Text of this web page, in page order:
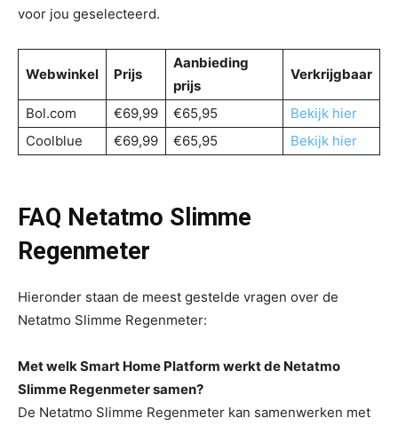
voor jou geselecteerd.
Webwinkel Prijs
Aanbieding
prijs
Verkrijgbaar
Bol.com €69,99 €65,95
Bekijk hier
Coolblue
€69,99 €65,95 Bekijk hier
FAQ Netatmo Slimme
Regenmeter
Hieronder staan de meest gestelde vragen over de
Netatmo Slimme Regenmeter:
Met welk Smart Home Platform werkt de Netatmo
Slimme Regenmeter samen?
De Netatmo Slimme Regenmeter kan samenwerken met